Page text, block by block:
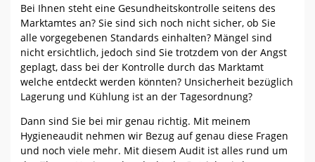
Bei Ihnen steht eine Gesundheitskontrolle seitens des
Marktamtes an? Sie sind sich noch nicht sicher, ob Sie
alle vorgegebenen Standards einhalten? Mängel sind
nicht ersichtlich, jedoch sind Sie trotzdem von der Angst
geplagt, dass bei der Kontrolle durch das Marktamt
welche entdeckt werden könnten? Unsicherheit bezüglich
Lagerung und Kühlung ist an der Tagesordnung?
Dann sind Sie bei mir genau richtig. Mit meinem
Hygieneaudit nehmen wir Bezug auf genau diese Fragen
und noch viele mehr. Mit diesem Audit ist alles rund um